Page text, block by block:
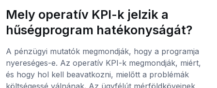
Mely operatív KPI-k jelzik a
hűségprogram hatékonyságát?
A pénzügyi mutatók megmondják, hogy a programja
nyereséges-e. Az operatív KPI-k megmondják, miért,
és hogy hol kell beavatkozni, mielőtt a problémák